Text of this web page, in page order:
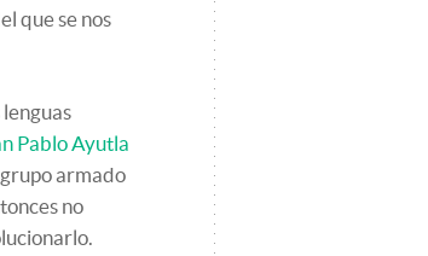
que se nos
Pablo Ayutla
armado
no